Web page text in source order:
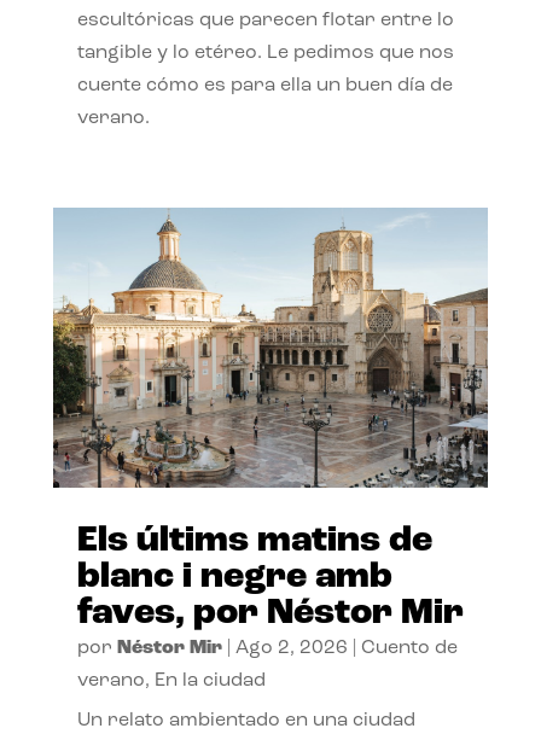
escultóricas que parecen flotar entre lo
tangible y lo etéreo. Le pedimos que nos
cuente cómo es para ella un buen día de
verano.
Els últims matins de
blanc i negre amb
faves, por Néstor Mir
por Néstor Mir| Ago 2, 2026
Cuento de
verano, En la ciudad
Un relato ambientado en una ciudad